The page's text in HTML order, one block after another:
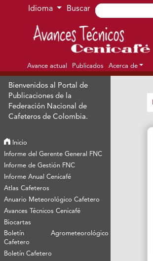
Ir al menú de navegación principal
Ir al contenido principal
Ir al pie de página del sitio
Idioma Buscar
Avance actual Publicados Acerca de
Bienvenidos al Portal de
Publicaciones de la
Federación Nacional de
Cafeteros de Colombia.
Inicio
Informe del Gerente General FNC
Informe de Gestión FNC
Informe Anual Cenicafé
Atlas Cafeteros
Anuario Meteorológico Cafetero
Avances Técnicos Cenicafé
Biocartas
Boletín Agrometeorológico
Cafetero
Boletín Cafetero